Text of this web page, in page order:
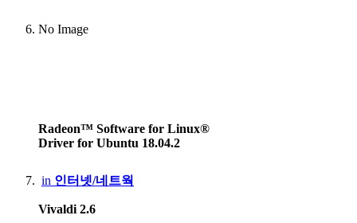
No Image
Radeon™ Software for Linux®
Driver for Ubuntu 18.04.2
in 인터넷/네트웍
Vivaldi 2.6